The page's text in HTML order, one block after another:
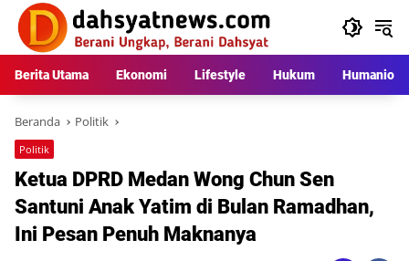
Langsung
konten
Berita Utama Ekonomi Lifestyle Hukum Humaniora
Beranda Politik
Politik
Ketua DPRD Medan Wong Chun Sen
Santuni Anak Yatim di Bulan Ramadhan,
Ini Pesan Penuh Maknanya